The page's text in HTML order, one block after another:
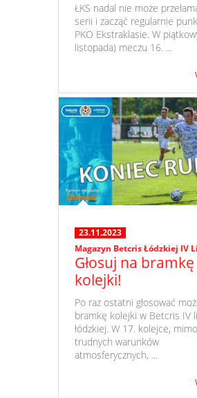
ŁKS nadal nie może
serii i zacząć regularnie
PKO Ekstraklasie. W
listopada) meczu 16. ...
23.11.2023
Magazyn Betcris Łódzkiej IV
Głosuj na bramkę
kolejki!
Po raz ostatni głosować
bramkę kolejki w Betcris IV
łódzkiej. W 17. kolejce, mimo
trudnych warunków
atmosferycznych, ...